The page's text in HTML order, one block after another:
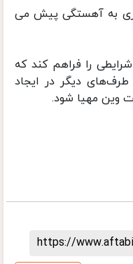
به آهستگی پیش می
را فراهم کند که
دیگر در ایجاد
وین مهیا شود.
https://